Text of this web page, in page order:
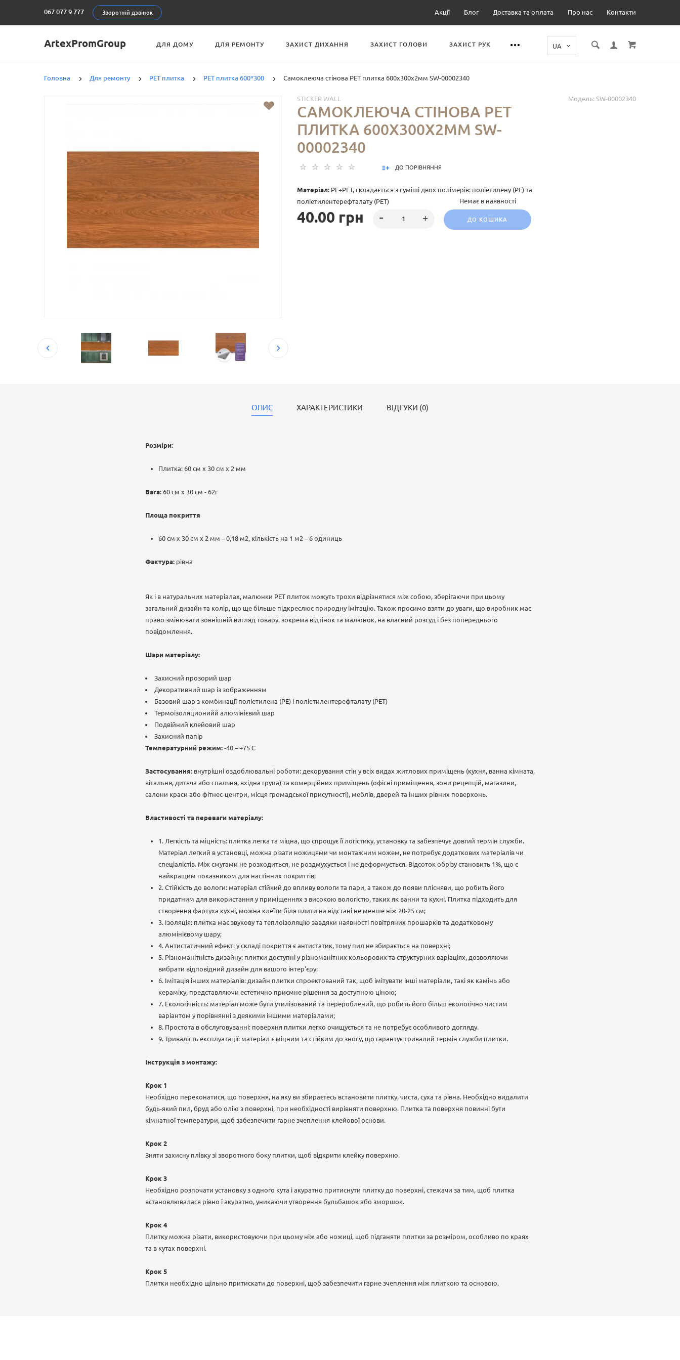
067 077 9 777 Зворотній дзвінок Акції Блог Доставка та оплата Про нас Контакти
ArtexPromGroup ДЛЯ ДОМУ ДЛЯ РЕМОНТУ ЗАХИСТ ДИХАННЯ ЗАХИСТ ГОЛОВИ ЗАХИСТ РУК
Головна Для ремонту PET плитка PET плитка 600*300 Самоклеюча стінова PET плитка 600х300х2мм SW-00002340
Модель: SW-00002340
STICKER WALL
САМОКЛЕЮЧА СТІНОВА PET
ПЛИТКА 600Х300Х2ММ SW-
00002340
ДО ПОРІВНЯННЯ
Матеріал: PE+PET, складається з суміші двох полімерів: поліетилену (PE) та
поліетилентерефталату (PET)
40.00 грн
Немає в наявності
ДО КОШИКА
ОПИС ХАРАКТЕРИСТИКИ ВІДГУКИ (0)
Розміри:
Плитка: 60 см х 30 см х 2 мм
Вага: 60 см х 30 см - 62г
Площа покриття
60 см х 30 см х 2 мм – 0,18 м2, кількість на 1 м2 – 6 одиниць
Фактура: рівна
Як і в натуральних матеріалах, малюнки РЕТ плиток можуть трохи відрізнятися між собою, зберігаючи при цьому
загальний дизайн та колір, що ще більше підкреслює природну імітацію. Також просимо взяти до уваги, що виробник має
право змінювати зовнішній вигляд товару, зокрема відтінок та малюнок, на власний розсуд і без попереднього
повідомлення.
Шари матеріалу:
Захисний прозорий шар
Декоративний шар із зображенням
Базовий шар з комбинації поліетилена (PE) і поліетилентерефталату (PET)
Термоізоляционийй алюмінієвий шар
Подвійний клейовий шар
Захисний папір
Температурний режим: -40 – +75 С
Застосування: внутрішні оздоблювальні роботи: декорування стін у всіх видах житлових приміщень (кухня, ванна кімната,
вітальня, дитяча або спальня, вхідна група) та комерційних приміщень (офісні приміщення, зони рецепцій, магазини,
салони краси або фітнес-центри, місця громадської присутності), меблів, дверей та інших рівних поверхонь.
Властивості та переваги матеріалу:
1. Легкість та міцність: плитка легка та міцна, що спрощує її логістику, установку та забезпечує довгий термін служби.
Матеріал легкий в установці, можна різати ножицями чи монтажним ножем, не потребує додаткових матеріалів чи
спеціалістів. Між смугами не розходиться, не роздмухується і не деформується. Відсоток обрізу становить 1%, що є
найкращим показником для настінних покриттів;
2. Стійкість до вологи: матеріал стійкий до впливу вологи та пари, а також до появи плісняви, що робить його
придатним для використання у приміщеннях з високою вологістю, таких як ванни та кухні. Плитка підходить для
створення фартуха кухні, можна клеїти біля плити на відстані не менше ніж 20-25 см;
3. Ізоляція: плитка має звукову та теплоізоляцію завдяки наявності повітряних прошарків та додатковому
алюмінієвому шару;
4. Антистатичний ефект: у складі покриття є антистатик, тому пил не збирається на поверхні;
5. Різноманітність дизайну: плитки доступні у різноманітних кольорових та структурних варіаціях, дозволяючи
вибрати відповідний дизайн для вашого інтер'єру;
6. Імітація інших матеріалів: дизайн плитки спроектований так, щоб імітувати інші матеріали, такі як камінь або
кераміку, представляючи естетично приємне рішення за доступною ціною;
7. Екологічність: матеріал може бути утилізований та перероблений, що робить його більш екологічно чистим
варіантом у порівнянні з деякими іншими матеріалами;
8. Простота в обслуговуванні: поверхня плитки легко очищується та не потребує особливого догляду.
9. Тривалість експлуатації: матеріал є міцним та стійким до зносу, що гарантує тривалий термін служби плитки.
Інструкція з монтажу:
Крок 1
Необхідно переконатися, що поверхня, на яку ви збираєтесь встановити плитку, чиста, суха та рівна. Необхідно видалити
будь-який пил, бруд або олію з поверхні, при необхідності вирівняти поверхню. Плитка та поверхня повинні бути
кімнатної температури, щоб забезпечити гарне зчеплення клейової основи.
Крок 2
Зняти захисну плівку зі зворотного боку плитки, щоб відкрити клейку поверхню.
Крок 3
Необхідно розпочати установку з одного кута і акуратно притиснути плитку до поверхні, стежачи за тим, щоб плитка
встановлювалася рівно і акуратно, уникаючи утворення бульбашок або зморшок.
Крок 4
Плитку можна різати, використовуючи при цьому ніж або ножиці, щоб підганяти плитки за розміром, особливо по краях
та в кутах поверхні.
Крок 5
Плитки необхідно щільно притискати до поверхні, щоб забезпечити гарне зчеплення між плиткою та основою.